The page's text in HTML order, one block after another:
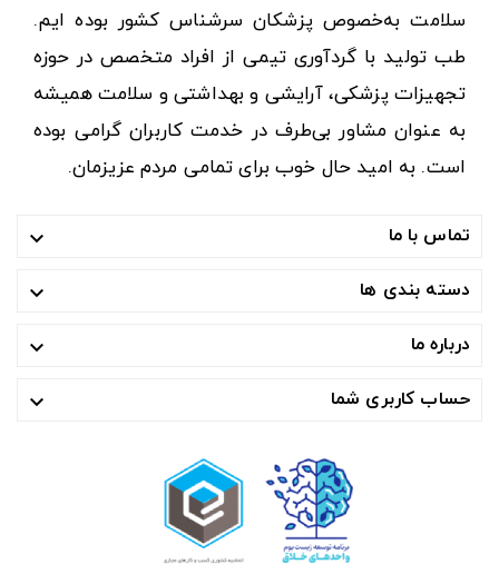
سلامت به‌خصوص پزشکان سرشناس کشور بوده ایم.
طب تولید با گردآوری تیمی از افراد متخصص در حوزه
تجهیزات پزشکی، آرایشی و بهداشتی و سلامت همیشه
به عنوان مشاور بی‌طرف در خدمت کاربران گرامی بوده
است. به امید حال خوب برای تمامی مردم عزیزمان.
تماس با ما 
دسته بندی ها 
درباره ما 
حساب کاربری شما 